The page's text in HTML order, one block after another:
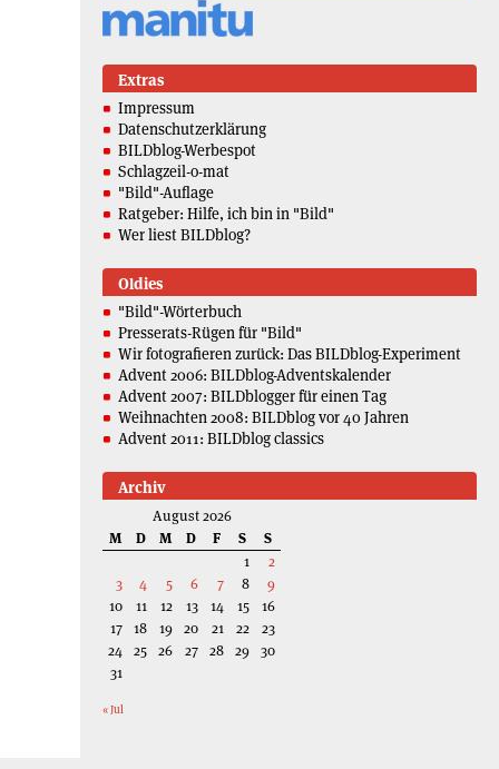
Extras
Impressum
Datenschutzerklärung
BILDblog-Werbespot
Schlagzeil-o-mat
"Bild"-Auflage
Ratgeber: Hilfe, ich bin in "Bild"
Wer liest BILDblog?
Oldies
"Bild"-Wörterbuch
Presserats-Rügen für "Bild"
Wir fotografieren zurück: Das BILDblog-Experiment
Advent 2006: BILDblog-Adventskalender
Advent 2007: BILDblogger für einen Tag
Weihnachten 2008: BILDblog vor 40 Jahren
Advent 2011: BILDblog classics
Archiv
August 2026
M
D M D F S
S
1
2
3
4 5 6 7 8
9
10
11 12 13 14 15
16
17 18 19 20 21 22
23
24 25 26 27 28 29 30
31
« Jul